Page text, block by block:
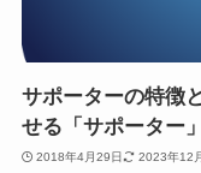
サポーターの特徴
せる「サポーター
2018年4月29日 2023年12